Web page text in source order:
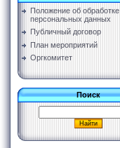
Положение об обработке
персональных данных
Публичный договор
План мероприятий
Оргкомитет
Поиск